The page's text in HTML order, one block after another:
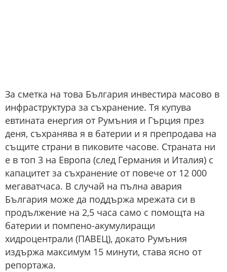
За сметка на това България инвестира масово в
инфраструктура за съхранение. Тя купува
евтината енергия от Румъния и Гърция през
деня, съхранява я в батерии и я препродава на
същите страни в пиковите часове. Страната ни
е в топ 3 на Европа (след Германия и Италия) с
капацитет за съхранение от повече от 12 000
мегаватчаса. В случай на пълна авария
България може да поддържа мрежата си в
продължение на 2,5 часа само с помощта на
батерии и помпено-акумулиращи
хидроцентрали (ПАВЕЦ), докато Румъния
издържа максимум 15 минути, става ясно от
репортажа.